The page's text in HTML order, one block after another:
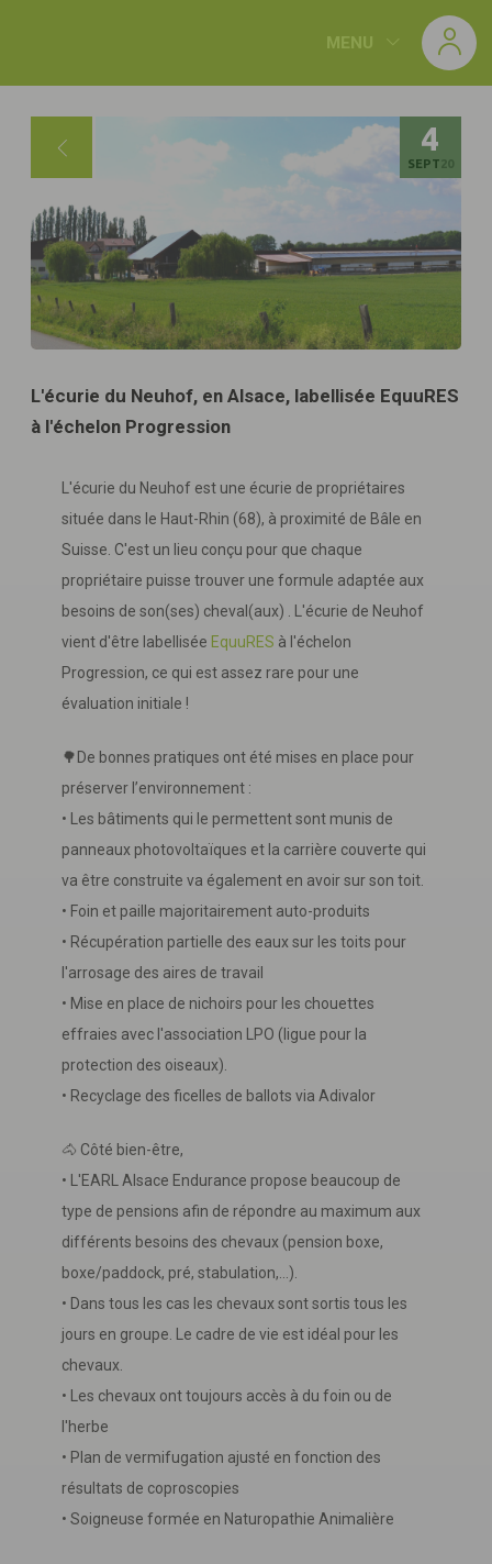
MENU
4
SEPT 20
L'écurie du Neuhof, en Alsace, labellisée EquuRES
à l'échelon Progression
L'écurie du Neuhof est une écurie de propriétaires
située dans le Haut-Rhin (68), à proximité de Bâle en
Suisse. C'est un lieu conçu pour que chaque
propriétaire puisse trouver une formule adaptée aux
besoins de son(ses) cheval(aux) . L'écurie de Neuhof
vient d'être labellisée EquuRES à l'échelon
Progression, ce qui est assez rare pour une
évaluation initiale !
🌳De bonnes pratiques ont été mises en place pour
préserver l’environnement :
• Les bâtiments qui le permettent sont munis de
panneaux photovoltaïques et la carrière couverte qui
va être construite va également en avoir sur son toit.
• Foin et paille majoritairement auto-produits
• Récupération partielle des eaux sur les toits pour
l'arrosage des aires de travail
• Mise en place de nichoirs pour les chouettes
effraies avec l'association LPO (ligue pour la
protection des oiseaux).
• Recyclage des ficelles de ballots via Adivalor
🐴 Côté bien-être,
• L'EARL Alsace Endurance propose beaucoup de
type de pensions afin de répondre au maximum aux
différents besoins des chevaux (pension boxe,
boxe/paddock, pré, stabulation,…).
• Dans tous les cas les chevaux sont sortis tous les
jours en groupe. Le cadre de vie est idéal pour les
chevaux.
• Les chevaux ont toujours accès à du foin ou de
l'herbe
• Plan de vermifugation ajusté en fonction des
résultats de coproscopies
• Soigneuse formée en Naturopathie Animalière